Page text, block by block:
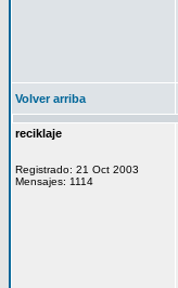
Volver arriba
reciklaje
Registrado: 21 Oct 2003
Mensajes: 1114